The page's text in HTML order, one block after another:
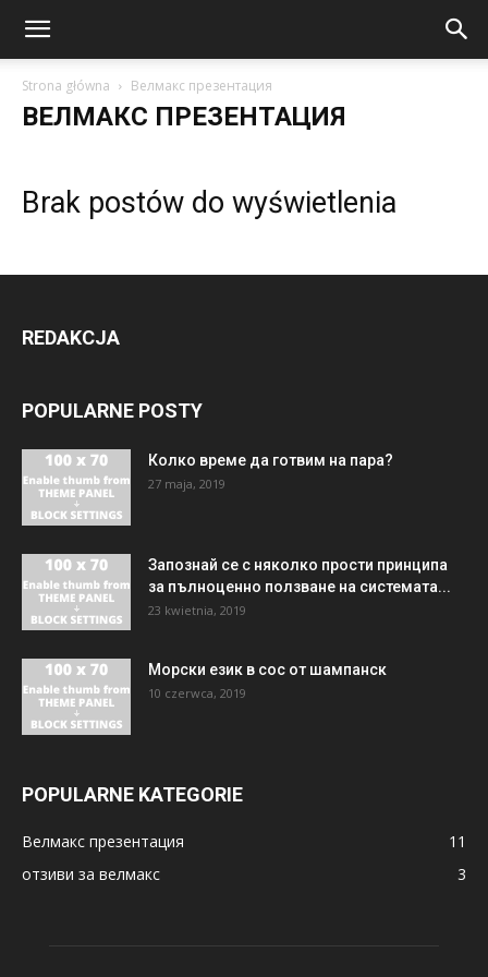
Strona główna Велмакс презентация
ВЕЛМАКС ПРЕЗЕНТАЦИЯ
Brak postów do wyświetlenia
REDAKCJA
POPULARNE POSTY
Колко време да готвим на пара?
27 maja, 2019
Запознай се с няколко прости принципа
за пълноценно ползване на системата...
23 kwietnia, 2019
Морски език в сос от шампанск
10 czerwca, 2019
POPULARNE KATEGORIE
Велмакс презентация
11
отзиви за велмакс
3